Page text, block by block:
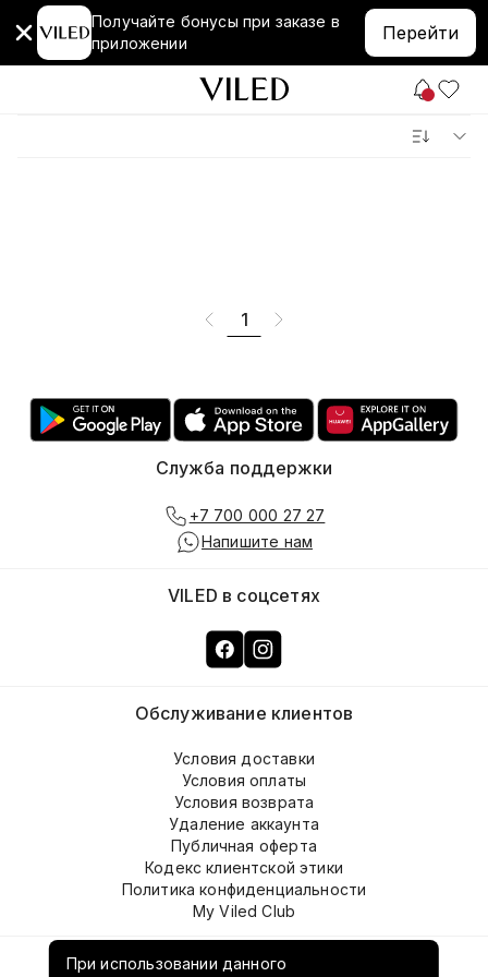
Получайте бонусы при заказе в
приложении
Перейти
1
При использовании данного
О компании
Обслуживание клиентов
Условия доставки
Условия оплаты
Условия возврата
Удаление аккаунта
Публичная оферта
Кодекс клиентской этики
Политика конфиденциальности
My Viled Club
VILED в соцсетях
Служба поддержки
+7 700 000 27 27
Напишите нам